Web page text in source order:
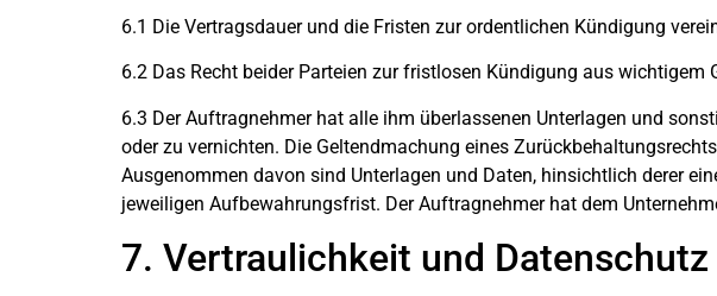
6.1 Die Vertragsdauer und die Fristen zur ordentlichen Kündigung
6.2 Das Recht beider Parteien zur fristlosen Kündigung aus wichtigem
6.3 Der Auftragnehmer hat alle ihm überlassenen Unterlagen und
oder zu vernichten. Die Geltendmachung eines
Ausgenommen davon sind Unterlagen und Daten, hinsichtlich derer
jeweiligen Aufbewahrungsfrist. Der Auftragnehmer hat dem
7. Vertraulichkeit und Datenschutz